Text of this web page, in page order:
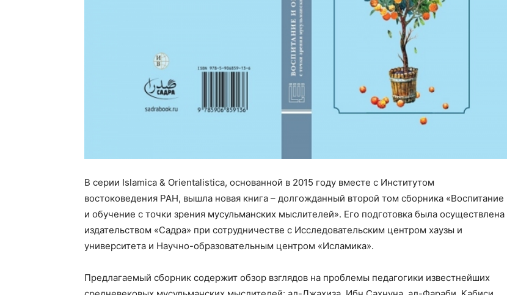
В серии Islamica & Orientalistica, основанной в 2015 году вместе с Институтом
востоковедения РАН, вышла новая книга – долгожданный второй том сборника «Воспитание
и обучение с точки зрения мусульманских мыслителей». Его подготовка была осуществлена
издательством «Садра» при сотрудничестве с Исследовательским центром хаузы и
университета и Научно-образовательным центром «Исламика».
Предлагаемый сборник содержит обзор взглядов на проблемы педагогики известнейших